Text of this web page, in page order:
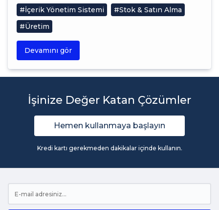
#İçerik Yönetim Sistemi
#Stok & Satın Alma
#Üretim
Devamını gör
İşinize Değer Katan Çözümler
Hemen kullanmaya başlayın
Kredi kartı gerekmeden dakikalar içinde kullanın.